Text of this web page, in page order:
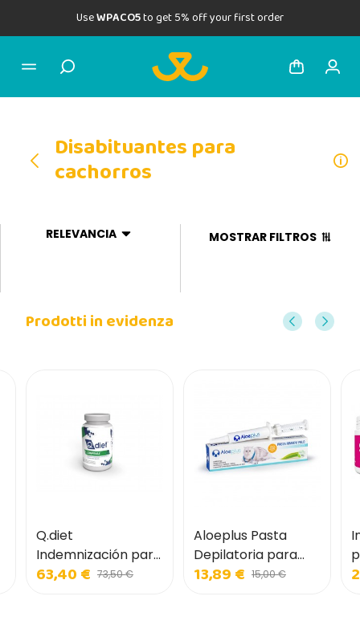
UseWPACO5to get 5% off your first order
Disabituantes para
cachorros
RELEVANCIA MOSTRAR FILTROS
Prodotti in evidenza
Q.diet
Indemnización para
perros y gatos
63,40 € 73,50 €
Aloeplus Pasta
Depilatoria para
Gatos
13,89 € 15,00 €